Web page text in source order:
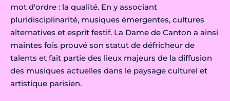
mot d'ordre : la qualité. En y associant
pluridisciplinarité, musiques émergentes, cultures
alternatives et esprit festif. La Dame de Canton a ainsi
maintes fois prouvé son statut de défricheur de
talents et fait partie des lieux majeurs de la diffusion
des musiques actuelles dans le paysage culturel et
artistique parisien.